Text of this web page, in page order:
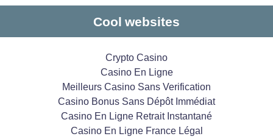
Cool websites
Crypto Casino
Casino En Ligne
Meilleurs Casino Sans Verification
Casino Bonus Sans Dépôt Immédiat
Casino En Ligne Retrait Instantané
Casino En Ligne France Légal